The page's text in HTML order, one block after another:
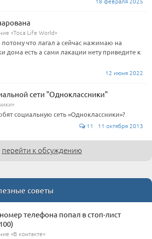
«Toca Life World»
что лагал а сейчас нажимаю на
дома есть а сами лакации нету приведите к
12 июня 2022
сети "Одноклассники"
социальную сеть «Одноклассники»?
11 11 октября 2013
перейти к обсуждению
советы
телефона попал в стоп-лист
«В контакте»